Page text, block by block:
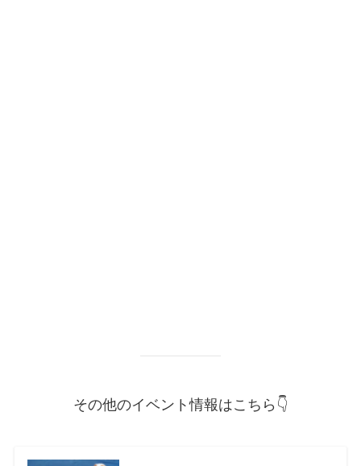
その他のイベント情報はこちら👇